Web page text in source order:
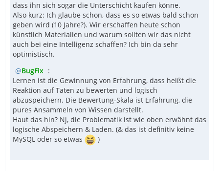
dass ihn sich sogar die Unterschicht kaufen könne.
Also kurz: Ich glaube schon, dass es so etwas bald schon
geben wird (10 Jahre?). Wir erschaffen heute schon
künstlich Materialien und warum sollten wir das nicht
auch bei eine Intelligenz schaffen? Ich bin da sehr
optimistisch.
BugFix :
Lernen ist die Gewinnung von Erfahrung, dass heißt die
Reaktion auf Taten zu bewerten und logisch
abzuspeichern. Die Bewertung-Skala ist Erfahrung, die
pures Ansammeln von Wissen darstellt.
Haut das hin? Nj, die Problematik ist wie oben erwähnt das
logische Abspeichern & Laden. (& das ist definitiv keine
MySQL oder so etwas
)